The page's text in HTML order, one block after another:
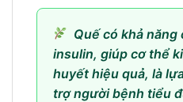
Quế có khả
insulin, giúp cơ thể
huyết hiệu quả, là
trợ người bệnh tiểu